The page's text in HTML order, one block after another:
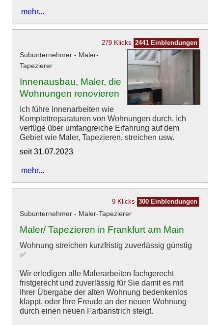
mehr...
279 Klicks 2441 Einblendungen
Subunternehmer - Maler-
Tapezierer
Innenausbau, Maler, die
Wohnungen renovieren
Ich führe Innenarbeiten wie
Komplettreparaturen von Wohnungen durch. Ich
verfüge über umfangreiche Erfahrung auf dem
Gebiet wie Maler, Tapezieren, streichen usw.
seit 31.07.2023
mehr...
9 Klicks 300 Einblendungen
Subunternehmer - Maler-Tapezierer
Maler/ Tapezieren in Frankfurt am Main
Wohnung streichen kurzfristig zuverlässig günstig
✅
Wir erledigen alle Malerarbeiten fachgerecht
fristgerecht und zuverlässig für Sie damit es mit
Ihrer Übergabe der alten Wohnung bedenkenlos
klappt, oder Ihre Freude an der neuen Wohnung
durch einen neuen Farbanstrich steigt.